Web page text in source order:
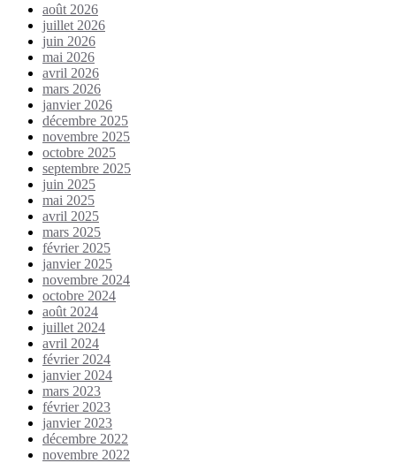
août 2026
juillet 2026
juin 2026
mai 2026
avril 2026
mars 2026
janvier 2026
décembre 2025
novembre 2025
octobre 2025
septembre 2025
juin 2025
mai 2025
avril 2025
mars 2025
février 2025
janvier 2025
novembre 2024
octobre 2024
août 2024
juillet 2024
avril 2024
février 2024
janvier 2024
mars 2023
février 2023
janvier 2023
décembre 2022
novembre 2022